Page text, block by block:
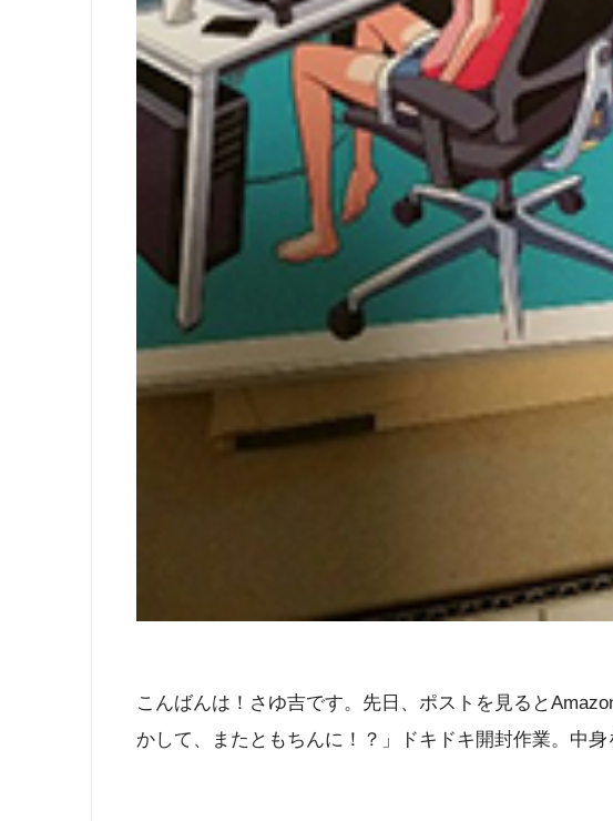
こんばんは！さゆ吉です。先日、ポストを見ると
かして、またともちんに！？」ドキドキ開封作業。中身